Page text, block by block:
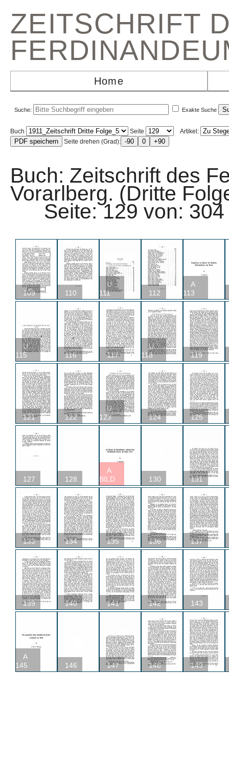
ZEITSCHRIFT
Home
Suche: Exakte Suche
Buch Seite
Artikel:
Seite drehen (Grad):
Buch: Zeitschrift des
Vorarlberg. (Dritte
Seite: 129 von:
109 110
U
111
112
A
113
U
115
116 117
U
118
119
121 122
U
123
124 125
127 128
A
BILD
130 131
133 134 135 136 137
139 140 141 142 143
A
145
146 147 148 149